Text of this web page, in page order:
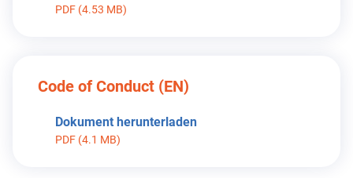
PDF (4.53 MB)
Code of Conduct (EN)
Dokument herunterladen
PDF (4.1 MB)